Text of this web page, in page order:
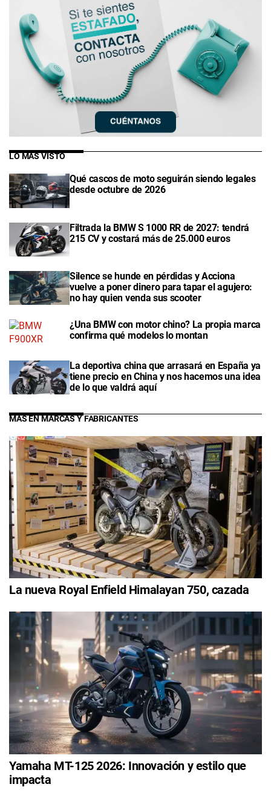
LO MÁS VISTO
Qué cascos de moto seguirán siendo legales
desde octubre de 2026
Filtrada la BMW S 1000 RR de 2027: tendrá
215 CV y costará más de 25.000 euros
Silence se hunde en pérdidas y Acciona
vuelve a poner dinero para tapar el agujero:
no hay quien venda sus scooter
¿Una BMW con motor chino? La propia marca
confirma qué modelos lo montan
La deportiva china que arrasará en España ya
tiene precio en China y nos hacemos una idea
de lo que valdrá aquí
MÁS EN MARCAS Y FABRICANTES
La nueva Royal Enfield Himalayan 750, cazada
Yamaha MT-125 2026: Innovación y estilo que
impacta